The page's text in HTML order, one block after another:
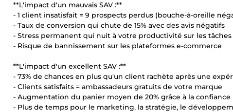
**L'impact d'un mauvais SAV :**
- 1 client insatisfait = 9 prospects perdus (bouche-à-oreille
- Taux de conversion qui chute de 15% avec des avis négatifs
- Stress permanent qui nuit à votre productivité sur les
- Risque de bannissement sur les plateformes e-commerce
**L'impact d'un excellent SAV :**
- 73% de chances en plus qu'un client rachète après une
- Clients satisfaits = ambassadeurs gratuits de votre marque
- Augmentation du panier moyen de 20% grâce à la confiance
- Plus de temps pour le marketing, la stratégie, le